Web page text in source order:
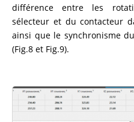
différence entre les
sélecteur et du contacteur
ainsi que le synchronisme
(Fig.8 et Fig.9).